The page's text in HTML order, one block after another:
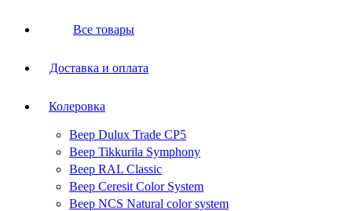
Все товары
Доставка и оплата
Колеровка
Веер Dulux Trade CP5
Веер Tikkurila Symphony
Веер RAL Classic
Веер Ceresit Color System
Веер NCS Natural color system